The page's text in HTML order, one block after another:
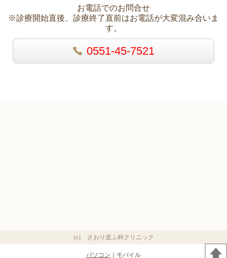
お電話でのお問合せ
※診療開始直後、診療終了直前はお電話が大変混み合いま
す。
0551-45-7521
(c) さおり皮ふ科クリニック
パソコン ｜モバイル